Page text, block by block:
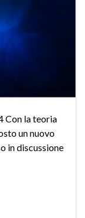
Con la teoria
un nuovo
in discussione